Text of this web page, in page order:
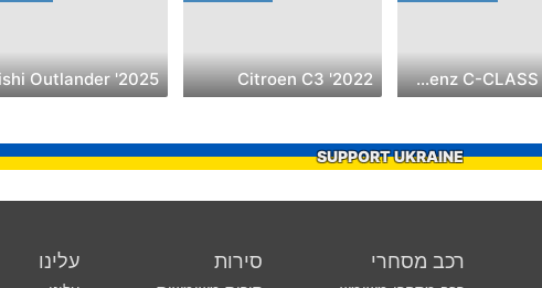
2026' Mercedes-Benz C-CLASS
2022' Citroen C3
SUPPORT UKRAINE
רכב מסחרי סירות עלינו